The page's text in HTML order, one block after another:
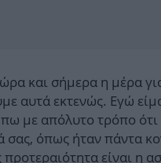
και σήμερα η μέρα
αυτά εκτενώς. Εγώ
με απόλυτο τρόπο ότι
σας, όπως ήταν πάντα
είναι η